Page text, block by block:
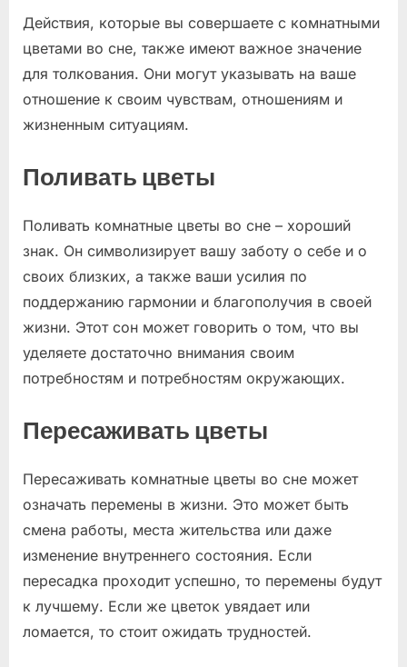
Действия, которые вы совершаете с комнатными
цветами во сне, также имеют важное значение
для толкования. Они могут указывать на ваше
отношение к своим чувствам, отношениям и
жизненным ситуациям.
Поливать цветы
Поливать комнатные цветы во сне – хороший
знак. Он символизирует вашу заботу о себе и о
своих близких, а также ваши усилия по
поддержанию гармонии и благополучия в своей
жизни. Этот сон может говорить о том, что вы
уделяете достаточно внимания своим
потребностям и потребностям окружающих.
Пересаживать цветы
Пересаживать комнатные цветы во сне может
означать перемены в жизни. Это может быть
смена работы, места жительства или даже
изменение внутреннего состояния. Если
пересадка проходит успешно, то перемены будут
к лучшему. Если же цветок увядает или
ломается, то стоит ожидать трудностей.